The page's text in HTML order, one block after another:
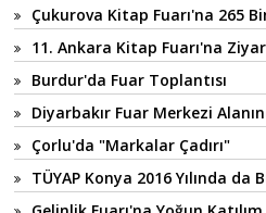
Çukurova Kitap Fuarı'na 265
11. Ankara Kitap Fuarı'na
Burdur'da Fuar Toplantısı
Diyarbakır Fuar Merkezi
Çorlu'da "Markalar Çadırı"
TÜYAP Konya 2016 Yılında